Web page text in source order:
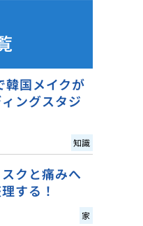
韓国メイクが
ングスタジ
知識
クと痛みへ
する！
家